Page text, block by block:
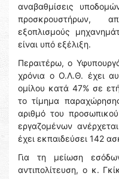
αναβαθμίσεις
προσκρουστήρων,
εξοπλισμούς
είναι υπό εξέλιξη.
Περαιτέρω, ο
χρόνια ο Ο.Λ.Θ. έχει
ομίλου κατά 47% σε
το τίμημα
αριθμό του
εργαζομένων
έχει εκπαιδεύσει 142
Για τη μείωση
αντιπολίτευση, ο κ.